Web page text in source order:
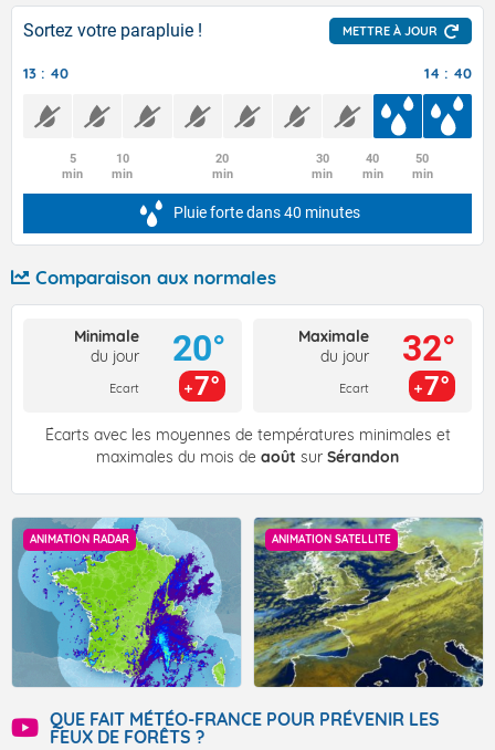
Sortez votre parapluie ! METTRE À JOUR
13 : 40 14 : 40
5
min
10
min
20
min
30
min
40
min
50
min
Pluie fortedans 40 minutes
Comparaison aux normales
Minimale
du jour
Ecart
20°
7°
Maximale
du jour
Ecart
32°
7°
Écarts avec les moyennes de températures minimales et
maximales du mois de août sur Sérandon
ANIMATION RADAR ANIMATION SATELLITE
QUE FAIT MÉTÉO-FRANCE POUR PRÉVENIR LES
FEUX DE FORÊTS ?